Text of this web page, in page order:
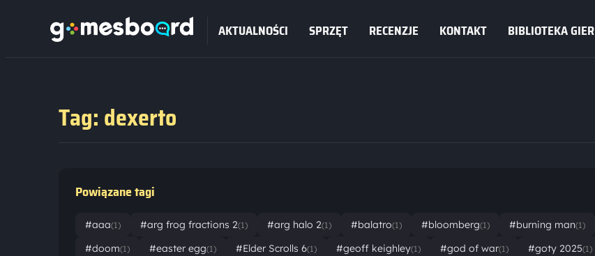
AKTUALNOŚCI SPRZĘT RECENZJE KONTAKT BIBLIOTEKA GIER
Tag: dexerto
Powiązane tagi
#aaa(1) #arg frog fractions 2(1) #arg halo 2(1) #balatro(1) #bloomberg(1) #burning man(1)
#doom(1) #easter egg(1) #Elder Scrolls 6(1) #geoff keighley(1) #god of war(1) #goty 2025(1)